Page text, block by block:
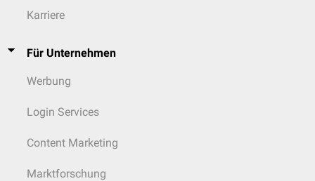
Karriere
Für Unternehmen
Werbung
Login Services
Content Marketing
Marktforschung